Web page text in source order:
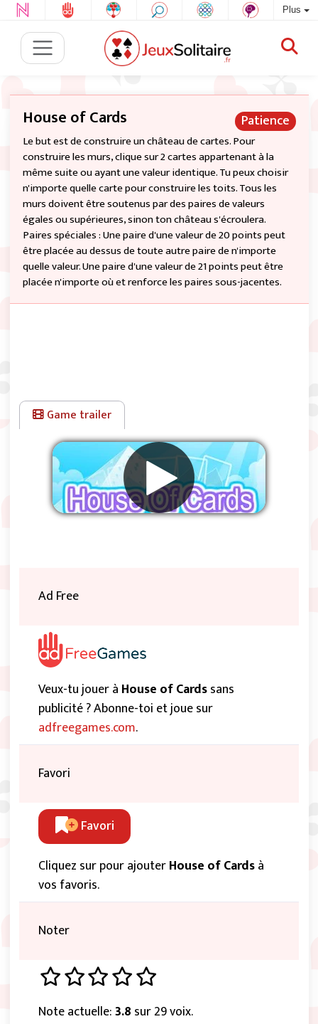
Plus
Patience
House of Cards
Le but est de construire un château de cartes. Pour
construire les murs, clique sur 2 cartes appartenant à la
même suite ou ayant une valeur identique. Tu peux choisir
n'importe quelle carte pour construire les toits. Tous les
murs doivent être soutenus par des paires de valeurs
égales ou supérieures, sinon ton château s'écroulera.
Paires spéciales : Une paire d'une valeur de 20 points peut
être placée au dessus de toute autre paire de n'importe
quelle valeur. Une paire d'une valeur de 21 points peut être
placée n'importe où et renforce les paires sous-jacentes.
Game trailer
Ad Free
Veux-tu jouer à House of Cardssans
publicité ? Abonne-toi et joue sur
adfreegames.com.
Favori
Favori
Cliquez sur pour ajouterHouse of Cardsà
vos favoris.
Noter
Note actuelle:3.8 sur 29 voix.